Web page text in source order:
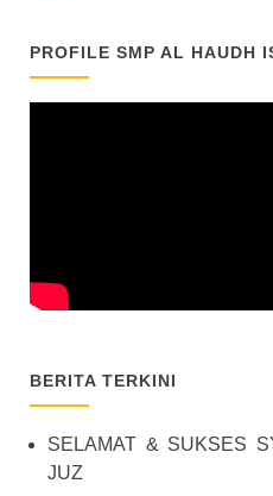
PROFILE SMP AL HAUDH
BERITA TERKINI
SELAMAT & SUKSES
JUZ